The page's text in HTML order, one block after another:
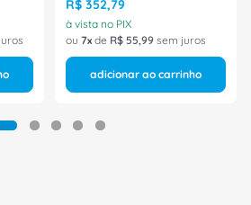
R$ 352,79
à vista no PIX
ou 7 de R$ 55,99 sem juros
adicionar ao carrinho